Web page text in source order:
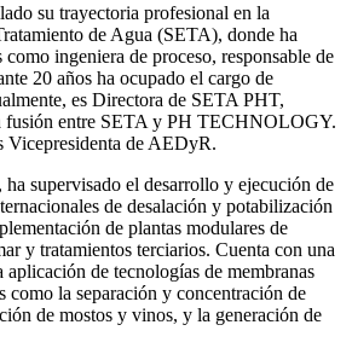
su trayectoria profesional en la
de Agua (SETA), donde ha
ingeniera de proceso, responsable de
20 años ha ocupado el cargo de
es Directora de SETA PHT,
fusión entre SETA y PH TECHNOLOGY.
Vicepresidenta de AEDyR.
supervisado el desarrollo y ejecución de
de desalación y potabilización
de plantas modulares de
y tratamientos terciarios. Cuenta con una
aplicación de tecnologías de membranas
como la separación y concentración de
de mostos y vinos, y la generación de